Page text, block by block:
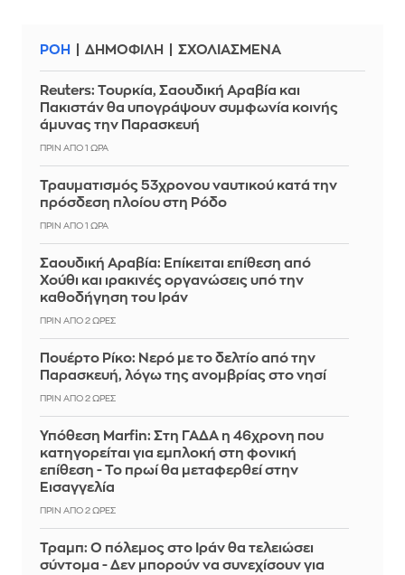
ΡΟΗ ΔΗΜΟΦΙΛΗ ΣΧΟΛΙΑΣΜΕΝΑ
Reuters: Τουρκία, Σαουδική Αραβία και
Πακιστάν θα υπογράψουν συμφωνία κοινής
άμυνας την Παρασκευή
ΠΡΙΝ ΑΠΌ 1 ΏΡΑ
Τραυματισμός 53χρονου ναυτικού κατά την
πρόσδεση πλοίου στη Ρόδο
ΠΡΙΝ ΑΠΌ 1 ΏΡΑ
Σαουδική Αραβία: Επίκειται επίθεση από
Χούθι και ιρακινές οργανώσεις υπό την
καθοδήγηση του Ιράν
ΠΡΙΝ ΑΠΌ 2 ΏΡΕΣ
Πουέρτο Ρίκο: Νερό με το δελτίο από την
Παρασκευή, λόγω της ανομβρίας στο νησί
ΠΡΙΝ ΑΠΌ 2 ΏΡΕΣ
Υπόθεση Marfin: Στη ΓΑΔΑ η 46χρονη που
κατηγορείται για εμπλοκή στη φονική
επίθεση - Το πρωί θα μεταφερθεί στην
Εισαγγελία
ΠΡΙΝ ΑΠΌ 2 ΏΡΕΣ
Τραμπ: Ο πόλεμος στο Ιράν θα τελειώσει
σύντομα - Δεν μπορούν να συνεχίσουν για